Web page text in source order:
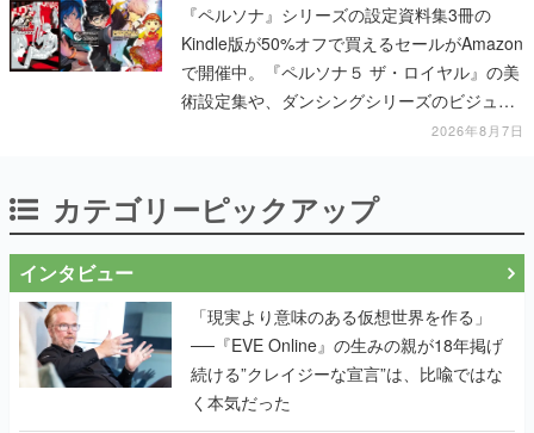
『ペルソナ』シリーズの設定資料集3冊の
Kindle版が50%オフで買えるセールがAmazon
で開催中。『ペルソナ５ ザ・ロイヤル』の美
術設定集や、ダンシングシリーズのビジュア
2026年8月7日
カテゴリーピックアップ
インタビュー
「現実より意味のある仮想世界を作る」
──『EVE Online』の生みの親が18年掲げ
続ける”クレイジーな宣言”は、比喩ではな
く本気だった